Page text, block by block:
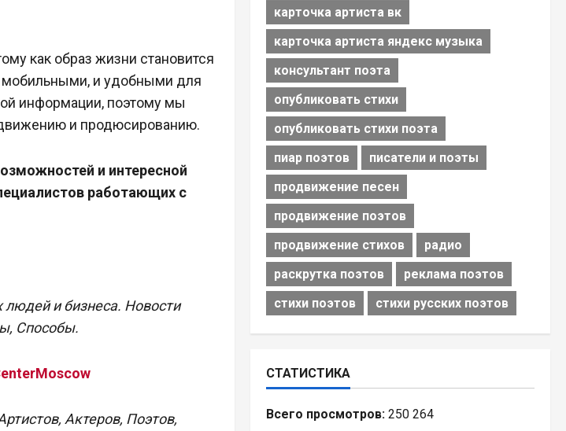
как образ жизни становится
мобильными, и удобными для
информации, поэтому мы
и продюсированию.
и интересной
работающих с
людей и бизнеса. Новости
Способы.
Актеров, Поэтов,
карточка артиста вк
карточка артиста яндекс музыка
консультант поэта
опубликовать стихи
опубликовать стихи поэта
пиар поэтов
писатели и поэты
продвижение песен
продвижение поэтов
продвижение стихов
радио
раскрутка поэтов
реклама поэтов
стихи поэтов
стихи русских поэтов
СТАТИСТИКА
Всего просмотров: 250 264